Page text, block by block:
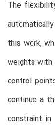
The
this work,
weights with
control
continue a
constraint